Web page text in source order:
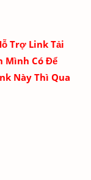
Trợ Link Tải
Mình Có Để
Này Thì Qua